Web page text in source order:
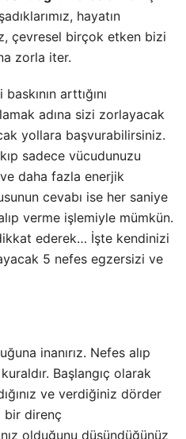
hayatın
çevresel birçok etken bizi
zorla iter.
arttığını
adına sizi zorlayacak
yollara başvurabilirsiniz.
sadece vücudunuzu
daha fazla enerjik
cevabı ise her saniye
verme işlemiyle mümkün.
ederek… İşte kendinizi
5 nefes egzersizi ve
inanırız. Nefes alıp
Başlangıç olarak
ve verdiğiniz dörder
bir direnç
olduğunu düşündüğünüz